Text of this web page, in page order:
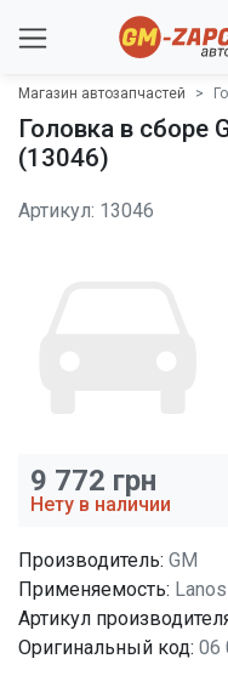
Магазин автозапчастей
Головка в сборе
(13046)
Артикул: 13046
9 772 грн
Нету в наличии
Производитель: GM
Применяемость:
Артикул
Оригинальный код: 06